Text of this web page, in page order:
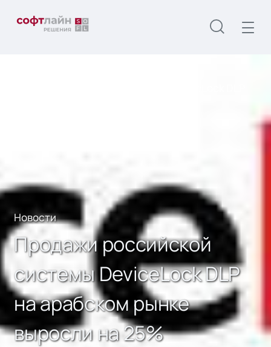
Новости
Продажи российской
системы DeviceLock DLP
на арабском рынке
выросли на 25%